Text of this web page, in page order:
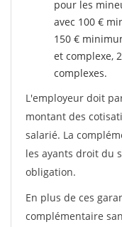
pour les
avec 100 €
150 €
et complexe,
complexes.
L'employeur doit
montant des
salarié. La
les ayants droit du
obligation.
En plus de ces
complémentaire